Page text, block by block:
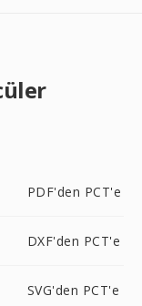
PDF'den PCT'e
DXF'den PCT'e
SVG'den PCT'e